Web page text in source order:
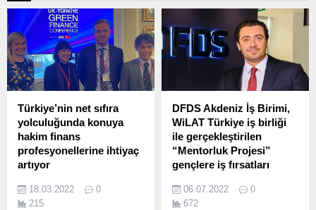
Türkiye’nin net sıfıra
yolculuğunda konuya
hakim finans
profesyonellerine ihtiyaç
artıyor
muhasebe meslek kuruluşu
18.03.2022
0
215
DFDS Akdeniz İş Birimi,
WiLAT Türkiye iş birliği
ile gerçekleştirilen
“Mentorluk Projesi”
gençlere iş fırsatları
DFDS Akdeniz İş Birimi’nin,
06.07.2022
0
672